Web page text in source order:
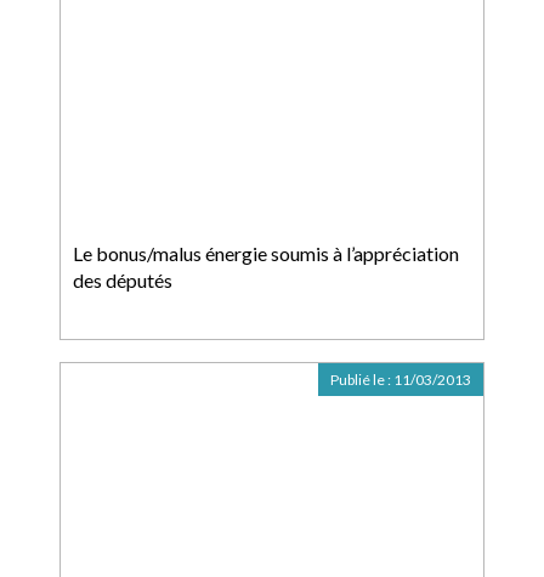
Le bonus/malus énergie soumis à l’appréciation
des députés
Publié le : 11/03/2013